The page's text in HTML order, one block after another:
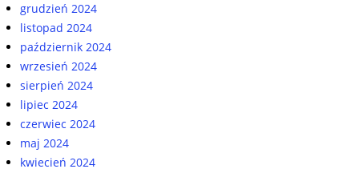
grudzień 2024
listopad 2024
październik 2024
wrzesień 2024
sierpień 2024
lipiec 2024
czerwiec 2024
maj 2024
kwiecień 2024